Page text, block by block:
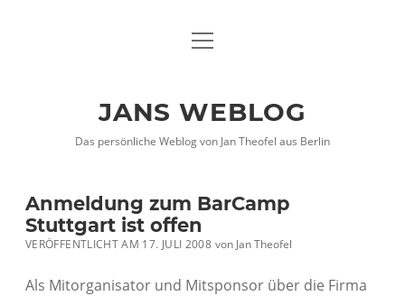
DATENSCHUTZHINWEISE
twitterfacebook
xing
Menü
JANS WEBLOG
Das persönliche Weblog von Jan Theofel aus Berlin
Anmeldung zum BarCamp
Stuttgart ist offen
VERÖFFENTLICHT AM 17. JULI 2008 vonJan Theofel
Als Mitorganisator und Mitsponsor über die Firma